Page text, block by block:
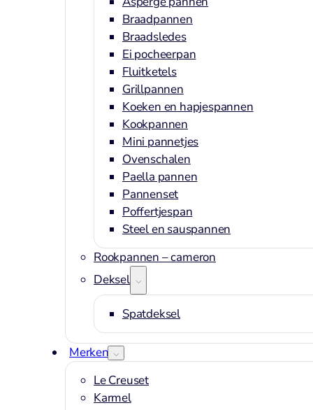
Braadpannen
Braadsledes
Ei pocheerpan
Fluitketels
Grillpannen
Koeken en hapjespannen
Kookpannen
Mini pannetjes
Ovenschalen
Paella pannen
Pannenset
Poffertjespan
Steel en sauspannen
Rookpannen – cameron
Deksels
Spatdeksel
Merken
Le Creuset
Karmel